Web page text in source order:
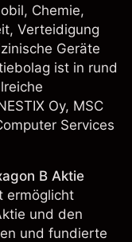
Chemie,
Verteidigung
Geräte
ist in rund
Oy, MSC
Services
B Aktie
ermöglicht
und den
und fundierte